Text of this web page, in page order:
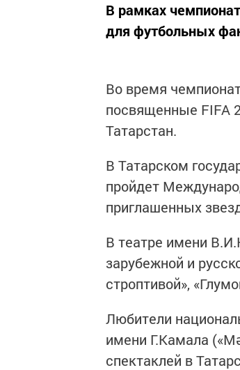
В рамках
для футбольных
Во время
посвященные FIFA
Татарстан.
В Татарском
пройдет
приглашенных
В театре имени
зарубежной и
строптивой»,
Любители
имени Г.Камала
спектаклей в